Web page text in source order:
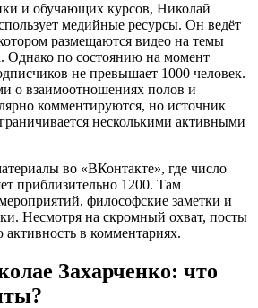
и обучающих курсов, Николай
медийные ресурсы. Он ведёт
размещаются видео на темы
Однако по состоянию на момент
не превышает 1000 человек.
о взаимоотношениях полов и
комментируются, но источник
несколькими активными
во «ВКонтакте», где число
приблизительно 1200. Там
философские заметки и
Несмотря на скромный охват, посты
в комментариях.
Захарченко: что